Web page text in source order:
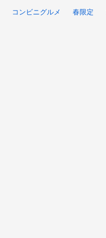
コンビニグルメ 春限定